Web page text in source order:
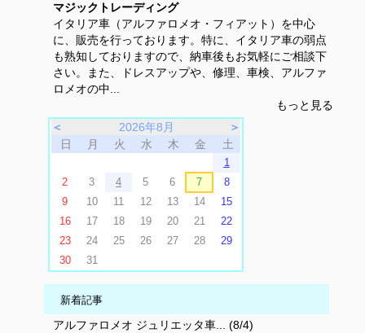
マジックトレーディング
イタリア車（アルファロメオ・フィアット）を中心
に、販売を行っております。特に、イタリア車の弱点
も熟知しておりますので、納車後もお気軽にご相談下
さい。また、ドレスアップや、修理、車検、アルファ
ロメオの中...
もっと見る
＜
2026年8月
＞
日
月 火 水 木 金 土
1
2
3 4 5 6 7
8
9
10 11 12 13 14
15
16
17 18 19 20 21
22
23
24 25 26 27 28
29
30
31
新着記事
アルファロメオ ジュリエッタ車... (8/4)